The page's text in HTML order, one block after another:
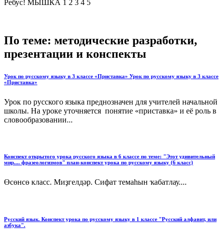
Ребус! МЫШКА 1 2 3 4 5
По теме: методические разработки,
презентации и конспекты
Урок по русскому языку в 3 классе «Приставка» Урок по русскому языку в 3 классе
«Приставка»
Урок по русского языка преднозначен для учителей начальной
школы. На уроке уточняется понятие «приставка» и её роль в
словообразовании...
Конспект открытого урока русского языка в 6 классе по теме: "Этот удивительный
мир.... фразеологизмов" план-конспект урока по русскому языку (6 класс)
Өсөнсө класс. Миҙгелдәр. Сифат темаһын ҡабатлау....
Русский язык. Конспект урока по русскому языку в 1 классе "Русский алфавит, или
азбука".